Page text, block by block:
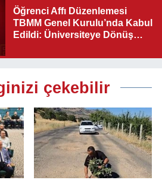
Öğrenci Affı Düzenlemesi
TBMM Genel Kurulu’nda Kabul
Edildi: Üniversiteye Dönüş
çekebilir